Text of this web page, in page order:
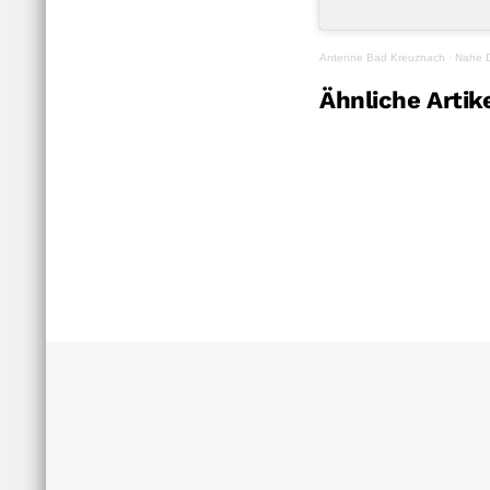
Antenne Bad Kreuznach · Nahe
Ähnliche